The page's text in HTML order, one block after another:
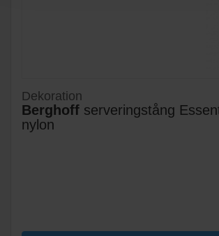
Dekoration
Berghoff serveringstång
nylon